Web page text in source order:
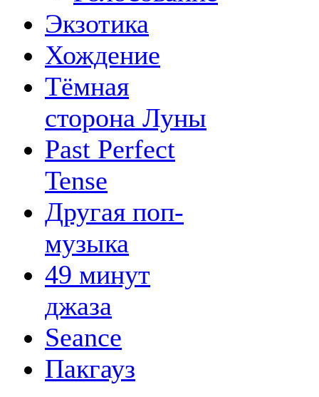
Экзотика
Хождение
Тёмная
сторона Луны
Past Perfect
Tense
Другая поп-
музыка
49 минут
джаза
Seance
Пакгауз